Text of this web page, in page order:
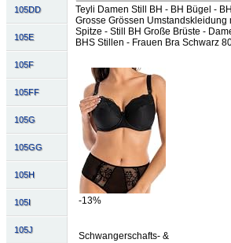
105DD
105E
105F
105FF
105G
105GG
105H
105I
105J
Teyli Damen Still BH - BH Bügel - BH
Grosse Grössen Umstandskleidung
Spitze - Still BH Große Brüste -
BHS Stillen - Frauen Bra Schwarz
-13%
Schwangerschafts- &